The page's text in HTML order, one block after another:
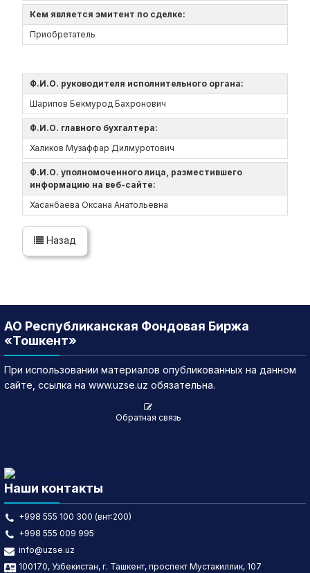
Кем является эмитент по сделке:
Приобретатель
Ф.И.О. руководителя исполнительного органа:
Шарипов Бекмурод Бахронович
Ф.И.О. главного бухгалтера:
Халиков Музаффар Дилмуротович
Ф.И.О. уполномоченного лица, разместившего
информацию на веб-сайте:
Хасанбаева Оксана Анатольевна
Назад
АО Республиканская Фондовая Биржа
«Тошкент»
При использовании материалов опубликованных на данном
сайте, ссылка на www.uzse.uz обязательна.
Обратная связь
Наши контакты
+998 555 100 300 (внт:200)
+998 555 009 995
info@uzse.uz
100170, Узбекистан, г. Ташкент, проспект Мустакиллик, 107